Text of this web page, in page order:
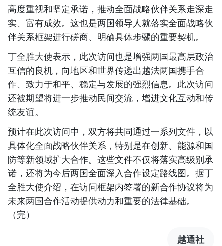
高度重视和坚定承诺，推动全面战略伙伴关系走深走
实、富有成效。这也是两国领导人就落实全面战略伙
伴关系框架进行磋商、明确具体步骤的重要契机。
丁全胜大使表示，此次访问也是增强两国最高层政治
互信的良机，向地区和世界传递出越法两国携手合
作、致力于和平、稳定与发展的强烈信息。此次访问
还被期望将进一步推动民间交流，增进文化互动和传
统友谊。
预计在此次访问中，双方将共同通过一系列文件，以
具体化全面战略伙伴关系，特别是在创新、能源和国
防等新领域扩大合作。这些文件不仅将落实高级别承
诺，还将为今后两国全面深入合作设定路线图。据丁
全胜大使介绍，在访问框架内签署的新合作协议将为
未来两国合作活动提供动力和重要的法律基础。
（完）
越通社